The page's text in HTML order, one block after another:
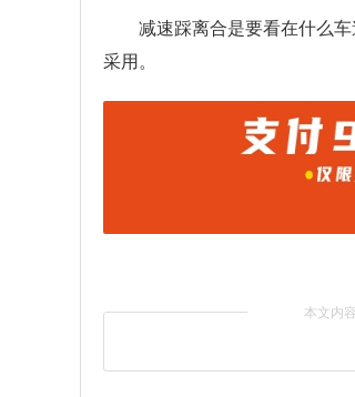
减速踩离合是要看在什么
采用。
本文内